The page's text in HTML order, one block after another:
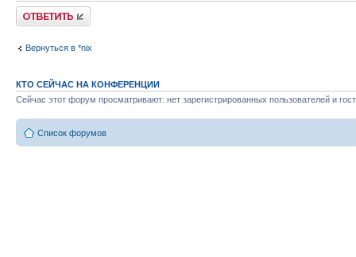
Ответить
Вернуться в *nix
КТО СЕЙЧАС НА КОНФЕРЕНЦИИ
Сейчас этот форум просматривают: нет зарегистрированных пользователей и
Список форумов